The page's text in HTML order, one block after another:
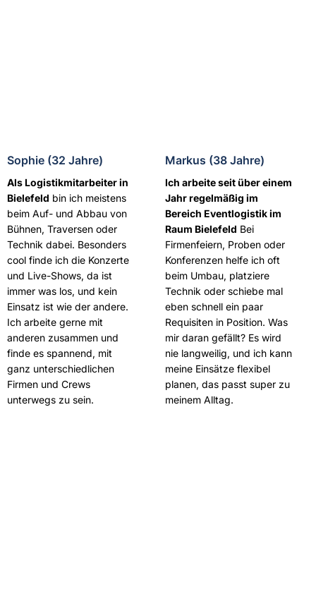
Sophie (32 Jahre)
Als Logistikmitarbeiter in
Bielefeld bin ich meistens
beim Auf- und Abbau von
Bühnen, Traversen oder
Technik dabei. Besonders
cool finde ich die Konzerte
und Live-Shows, da ist
immer was los, und kein
Einsatz ist wie der andere.
Ich arbeite gerne mit
anderen zusammen und
finde es spannend, mit
ganz unterschiedlichen
Firmen und Crews
unterwegs zu sein.
Markus (38 Jahre)
Ich arbeite seit über einem
Jahr regelmäßig im
Bereich Eventlogistik im
Raum Bielefeld Bei
Firmenfeiern, Proben oder
Konferenzen helfe ich oft
beim Umbau, platziere
Technik oder schiebe mal
eben schnell ein paar
Requisiten in Position. Was
mir daran gefällt? Es wird
nie langweilig, und ich kann
meine Einsätze flexibel
planen, das passt super zu
meinem Alltag.